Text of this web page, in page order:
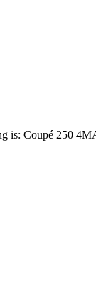
is: Coupé 250